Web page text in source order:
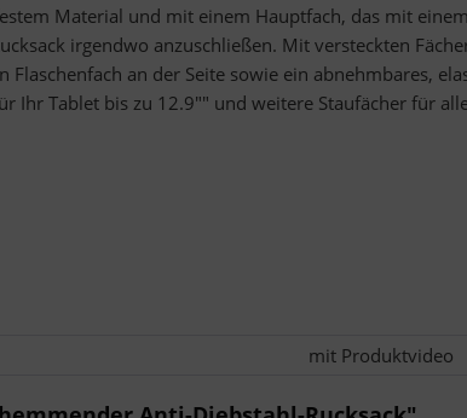
Material und mit einem Hauptfach, das mit
irgendwo anzuschließen. Mit versteckten
Flaschenfach an der Seite sowie ein abnehmbares,
Ihr Tablet bis zu 12.9"" und weitere Staufächer für
mit Produktvideo